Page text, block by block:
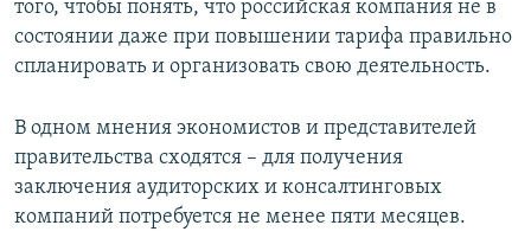
того, чтобы понять, что российская компания не в
состоянии даже при повышении тарифа правильно
спланировать и организовать свою деятельность.
В одном мнения экономистов и представителей
правительства сходятся – для получения
заключения аудиторских и консалтинговых
компаний потребуется не менее пяти месяцев.